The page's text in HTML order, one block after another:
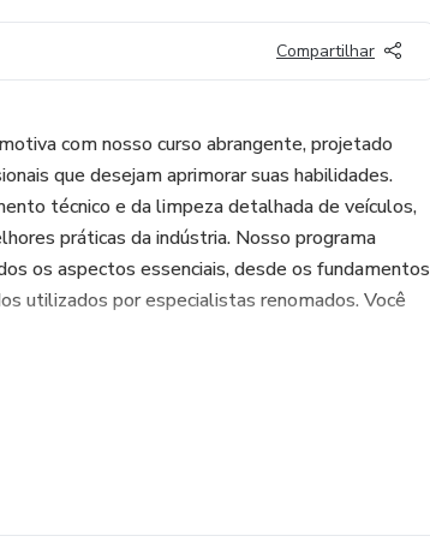
Compartilhar
com nosso curso abrangente, projetado
que desejam aprimorar suas habilidades.
técnico e da limpeza detalhada de veículos,
práticas da indústria. Nosso programa
os aspectos essenciais, desde os fundamentos
utilizados por especialistas renomados. Você